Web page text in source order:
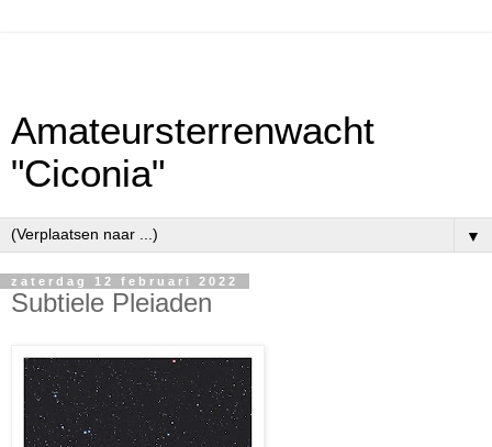
Amateursterrenwacht
"Ciconia"
▼
zaterdag 12 februari 2022
Subtiele Pleiaden